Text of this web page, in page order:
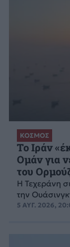
ΚΟΣΜΟΣ
Το Ιράν
Ομάν για
του
Η Τεχεράνη
την
5 ΑΥΓ. 2026,